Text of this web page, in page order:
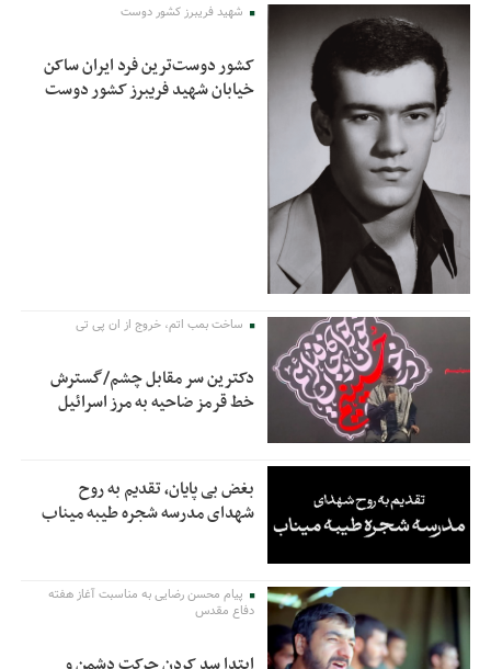
شهید فریبرز کشور دوست
کشور دوست‌ترین فرد ایران ساکن
خیابان شهید فریبرز کشور دوست
ساخت بمب اتم، خروج از ان پی تی
دکترین سر مقابل چشم/گسترش
خط قرمز ضاحیه به مرز اسرائیل
بغض بی پایان، تقدیم به روح
شهدای مدرسه شجره طیبه میناب
پیام محسن رضایی به مناسبت آغاز هفته
دفاع مقدس